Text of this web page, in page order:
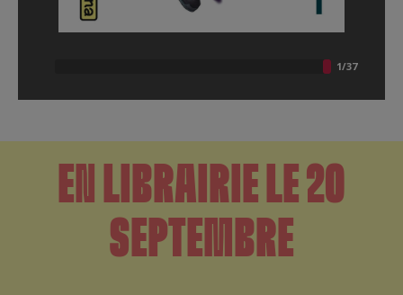
EN LIBRAIRIE LE 20
SEPTEMBRE